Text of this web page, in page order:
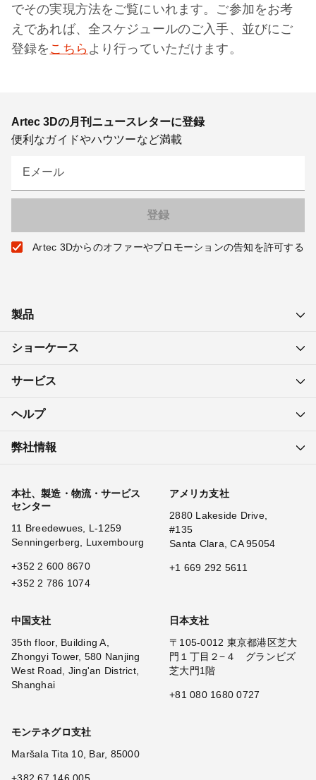
でその実現方法をご覧にいれます。ご参加をお考
えであれば、全スケジュールのご入手、並びにご
登録を こちら より行っていただけます。
Artec 3Dの月刊ニュースレターに登録
便利なガイドやハウツーなど満載
Eメール
Artec 3Dからのオファーやプロモーションの告知を許可する
製品
ショーケース
サービス
ヘルプ
弊社情報
本社、製造・物流・サービス
センター
11 Breedewues, L-1259
Senningerberg, Luxembourg
+352 2 600 8670
+352 2 786 1074
アメリカ支社
2880 Lakeside Drive,
#135
Santa Clara, CA 95054
+1 669 292 5611
中国支社
35th floor, Building A,
Zhongyi Tower, 580 Nanjing
West Road, Jing'an District,
Shanghai
日本支社
〒105-0012 東京都港区芝大
門１丁目２−４ グランビズ
芝大門1階
+81 080 1680 0727
モンテネグロ支社
Maršala Tita 10, Bar, 85000